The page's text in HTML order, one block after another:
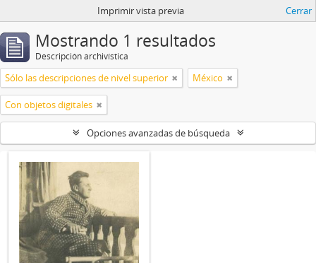
Imprimir vista previa Cerrar
Mostrando 1 resultados
Descripción archivística
Sólo las descripciones de nivel superior México
Con objetos digitales
Opciones avanzadas de búsqueda